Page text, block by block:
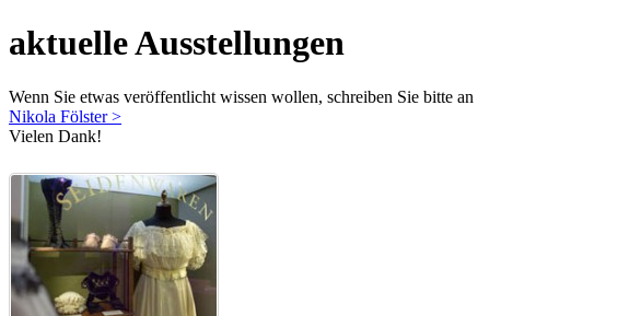
aktuelle Ausstellungen
Wenn Sie etwas veröffentlicht wissen wollen, schreiben Sie bitte an
Nikola Fölster >
Vielen Dank!